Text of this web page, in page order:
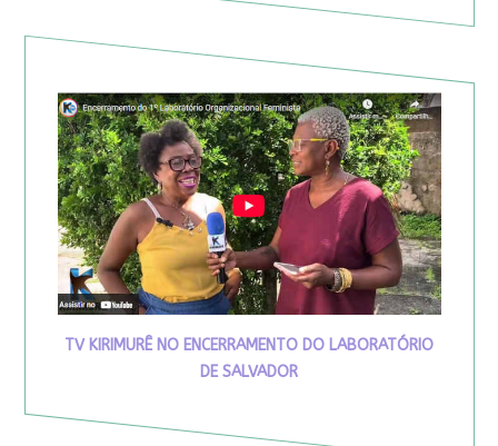
TV KIRIMURÊ NO ENCERRAMENTO DO LABORATÓRIO
DE SALVADOR